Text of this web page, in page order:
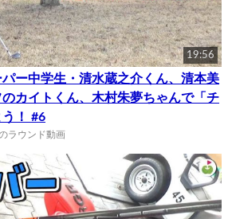
19:56
ー中学生・清水蔵之介くん、清本美
カイトくん、木村朱夢ちゃんで「チ
！ #6
ラウンド動画